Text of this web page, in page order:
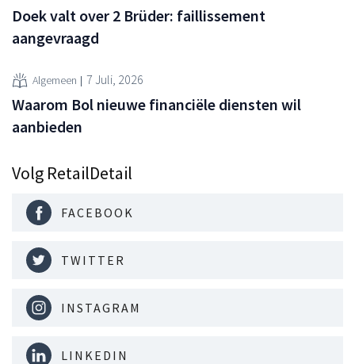
Doek valt over 2 Brüder: faillissement
aangevraagd
Algemeen 7 Juli, 2026
Waarom Bol nieuwe financiële diensten wil
aanbieden
Volg RetailDetail
FACEBOOK
TWITTER
INSTAGRAM
LINKEDIN